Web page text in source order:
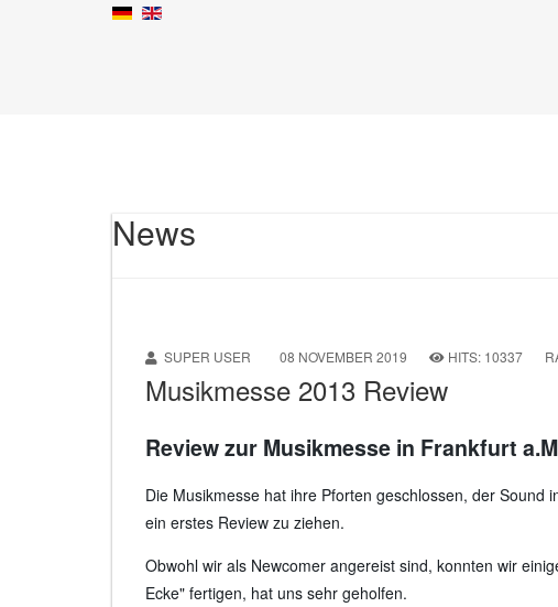
News
SUPER USER 08 NOVEMBER 2019 HITS: 10337
Musikmesse 2013 Review
Review zur Musikmesse in Frankfurt
Die Musikmesse hat ihre Pforten geschlossen, der
ein erstes Review zu ziehen.
Obwohl wir als Newcomer angereist sind, konnten wir
Ecke" fertigen, hat uns sehr geholfen.